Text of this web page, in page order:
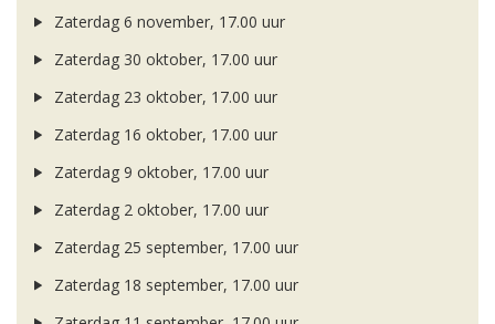
Zaterdag 6 november, 17.00 uur
Zaterdag 30 oktober, 17.00 uur
Zaterdag 23 oktober, 17.00 uur
Zaterdag 16 oktober, 17.00 uur
Zaterdag 9 oktober, 17.00 uur
Zaterdag 2 oktober, 17.00 uur
Zaterdag 25 september, 17.00 uur
Zaterdag 18 september, 17.00 uur